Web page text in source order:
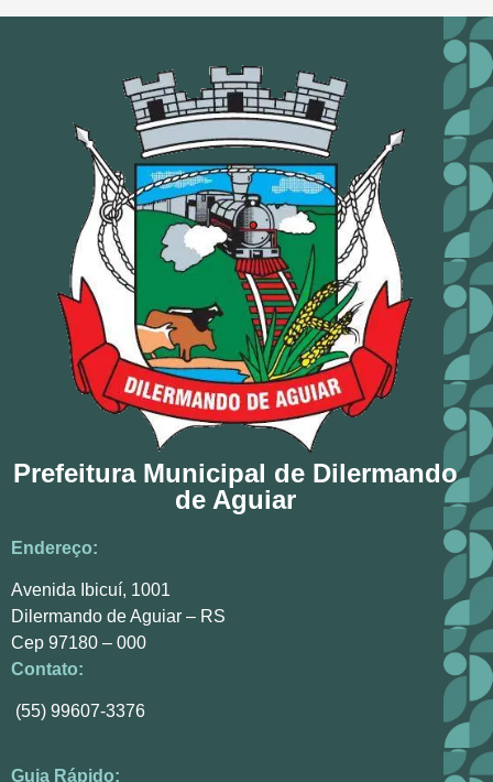
Prefeitura Municipal de Dilermando
de Aguiar
Endereço:
Avenida Ibicuí, 1001
Dilermando de Aguiar – RS
Cep 97180 – 000
Contato:
(55) 99607-3376
Guia Rápido: